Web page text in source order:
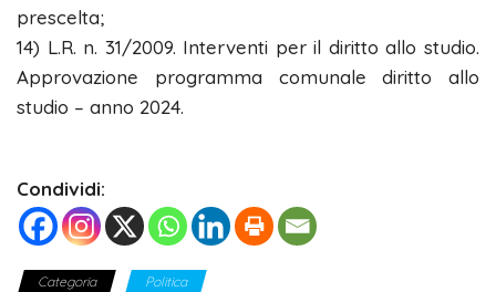
prescelta;
14) L.R. n. 31/2009. Interventi per il diritto allo studio.
Approvazione programma comunale diritto allo
studio – anno 2024.
Condividi:
Categoria Politica